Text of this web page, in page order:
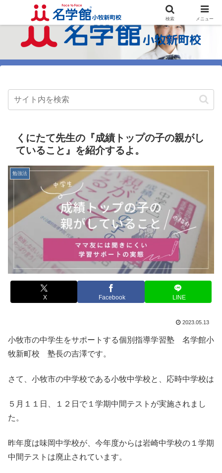
くにたて先生の『成績トップの子の親がし
ていること』を紹介するよ。
勉強法
X Facebook LINE
2023.05.13
小牧市の中学生をサポートする個別指導学習塾 名学館小
牧新町校 塾長の吉澤です。
さて、小牧市の中学校である小牧中学校と、応時中学校は
５月１１日、１２日で１学期中間テストが実施されまし
た。
昨年度は味岡中学校が、今年度からは岩崎中学校の１学期
中間テストは廃止されています。
検索 メニュー